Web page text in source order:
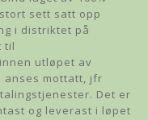
sett satt opp
i distriktet på
til
utløpet av
anses mottatt, jfr
Det er
og leverast i løpet